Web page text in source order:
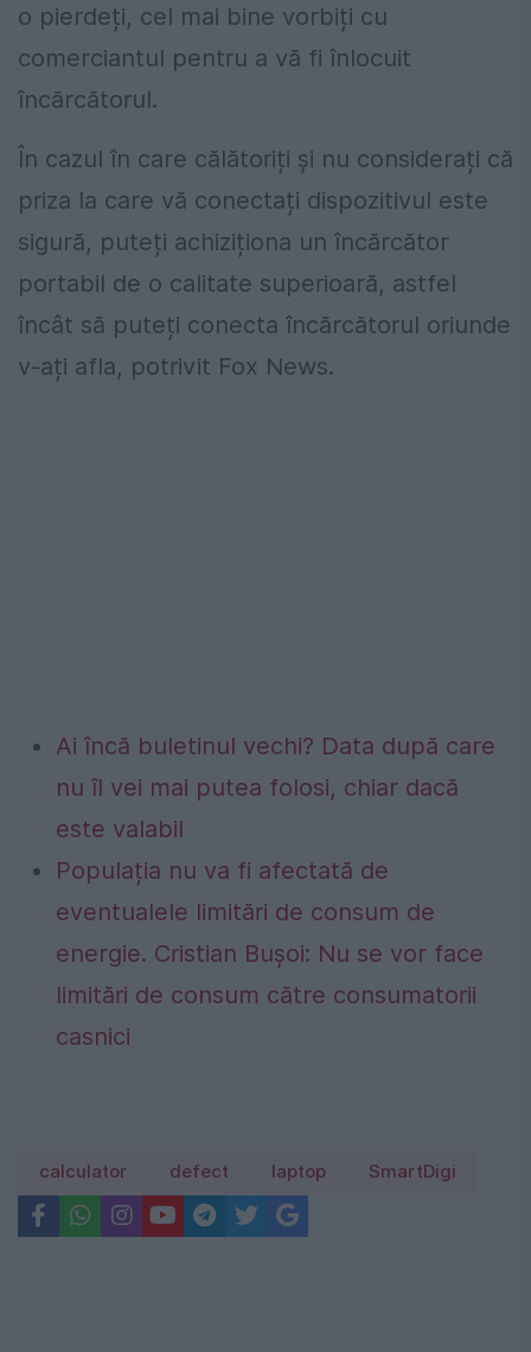
o pierdeți, cel mai bine vorbiți cu
comerciantul pentru a vă fi înlocuit
încărcătorul.
În cazul în care călătoriți și nu considerați că
priza la care vă conectați dispozitivul este
sigură, puteți achiziționa un încărcător
portabil de o calitate superioară, astfel
încât să puteți conecta încărcătorul oriunde
v-ați afla, potrivit Fox News.
Ai încă buletinul vechi? Data după care
nu îl vei mai putea folosi, chiar dacă
este valabil
Populația nu va fi afectată de
eventualele limitări de consum de
energie. Cristian Bușoi: Nu se vor face
limitări de consum către consumatorii
casnici
calculator defect laptop SmartDigi